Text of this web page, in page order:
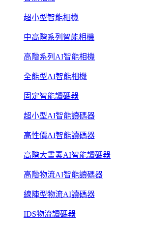
超小型智能相機
中高階系列智能相機
高階系列AI智能相機
全能型AI智能相機
固定智能讀碼器
超小型AI智能讀碼器
高性價AI智能讀碼器
高階大畫素AI智能讀碼器
高階物流AI智能讀碼器
線陣型物流AI讀碼器
IDS物流讀碼器